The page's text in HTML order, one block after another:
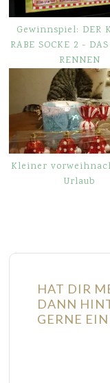
Gewinnspiel: DER
RABE SOCKE 2 ­- DAS
RENNEN
Kleiner
Urlaub
HAT DIR
DANN
GERNE